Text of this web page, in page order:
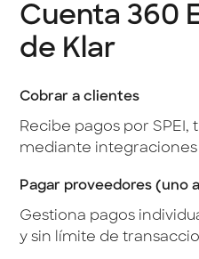
Cuenta 360
de Klar
Cobrar a clientes
Recibe pagos por SPEI,
mediante integraciones
Pagar proveedores (uno
Gestiona pagos
y sin límite de